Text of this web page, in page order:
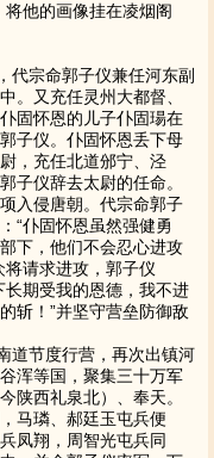
将他的画像挂在凌烟阁
宗命郭子仪兼任河东副
。又充任灵州大都督、
固怀恩的儿子仆固瑒在
子仪。仆固怀恩丢下母
，充任北道邠宁、泾
子仪辞去太尉的任命。
入侵唐朝。代宗命郭子
“仆固怀恩虽然强健勇
下，他们不会忍心进攻
请求进攻，郭子仪
长期受我的恩德，我不进
斩！”并坚守营垒防御敌
节度行营，再次出镇河
浑等国，聚集三十万军
陕西礼泉北）、奉天。
马璘、郝廷玉屯兵便
凤翔，周智光屯兵同